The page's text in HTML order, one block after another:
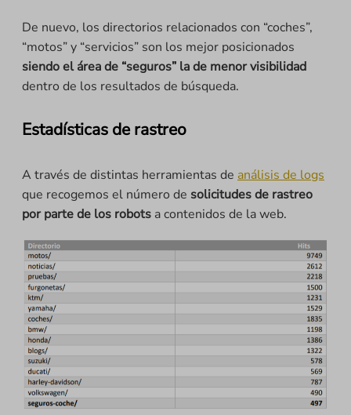
De nuevo, los directorios relacionados con “coches”,
“motos” y “servicios” son los mejor posicionados
siendo el área de “seguros” la de menor visibilidad
dentro de los resultados de búsqueda.
Estadísticas de rastreo
A través de distintas herramientas de análisis de logs
que recogemos el número de solicitudes de rastreo
por parte de los robots a contenidos de la web.